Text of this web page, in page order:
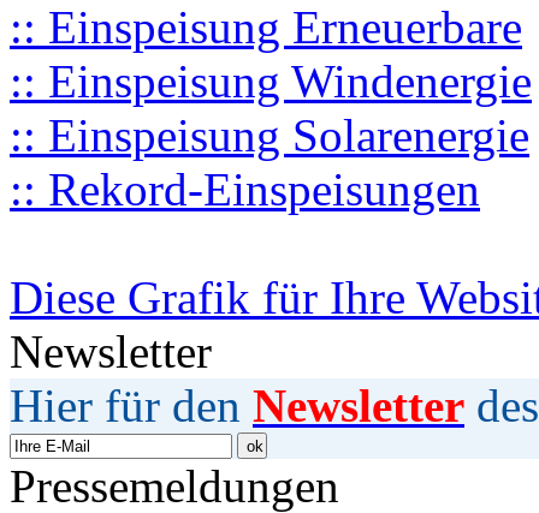
:: Einspeisung Erneuerbare
:: Einspeisung Windenergie
:: Einspeisung Solarenergie
:: Rekord-Einspeisungen
Diese Grafik für Ihre
Newsletter
Hier für den Newsletter
Pressemeldungen